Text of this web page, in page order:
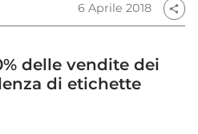
6 Aprile 2018 share
delle vendite dei
di etichette